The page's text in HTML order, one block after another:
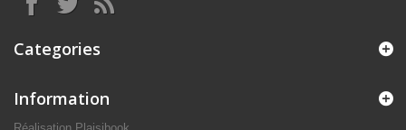
Categories
Information